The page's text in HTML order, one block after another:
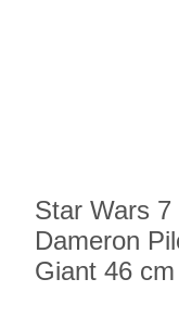
Star Wars
Dameron
Giant 46 cm